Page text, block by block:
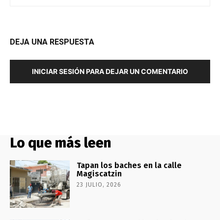
DEJA UNA RESPUESTA
INICIAR SESIÓN PARA DEJAR UN COMENTARIO
Lo que más leen
Tapan los baches en la calle
Magiscatzin
23 JULIO, 2026